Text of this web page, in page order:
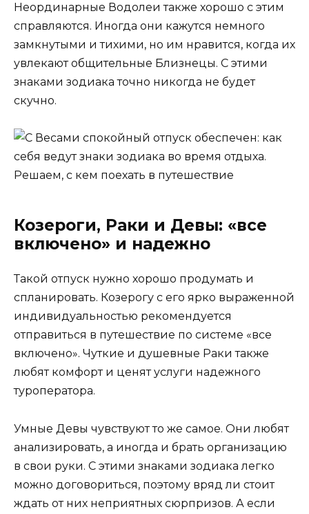
Неординарные Водолеи также хорошо с этим
справляются. Иногда они кажутся немного
замкнутыми и тихими, но им нравится, когда их
увлекают общительные Близнецы. С этими
знаками зодиака точно никогда не будет
скучно.
Козероги, Раки и Девы: «все
включено» и надежно
Такой отпуск нужно хорошо продумать и
спланировать. Козерогу с его ярко выраженной
индивидуальностью рекомендуется
отправиться в путешествие по системе «все
включено». Чуткие и душевные Раки также
любят комфорт и ценят услуги надежного
туроператора.
Умные Девы чувствуют то же самое. Они любят
анализировать, а иногда и брать организацию
в свои руки. С этими знаками зодиака легко
можно договориться, поэтому вряд ли стоит
ждать от них неприятных сюрпризов. А если